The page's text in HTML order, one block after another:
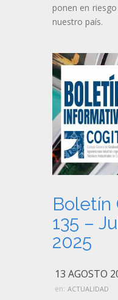
ponen en
nuestro país.
Boletín
135 –
2025
13 AGOSTO
en: ACTUALIDAD